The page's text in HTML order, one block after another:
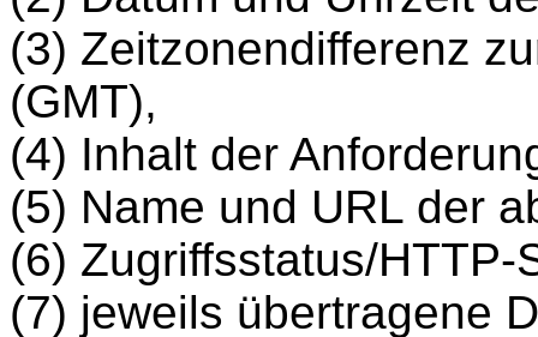
(3) Zeitzonendifferenz
(GMT),
(4) Inhalt der
(5) Name und URL der
(6) Zugriffsstatus/HTTP-
(7) jeweils übertragene